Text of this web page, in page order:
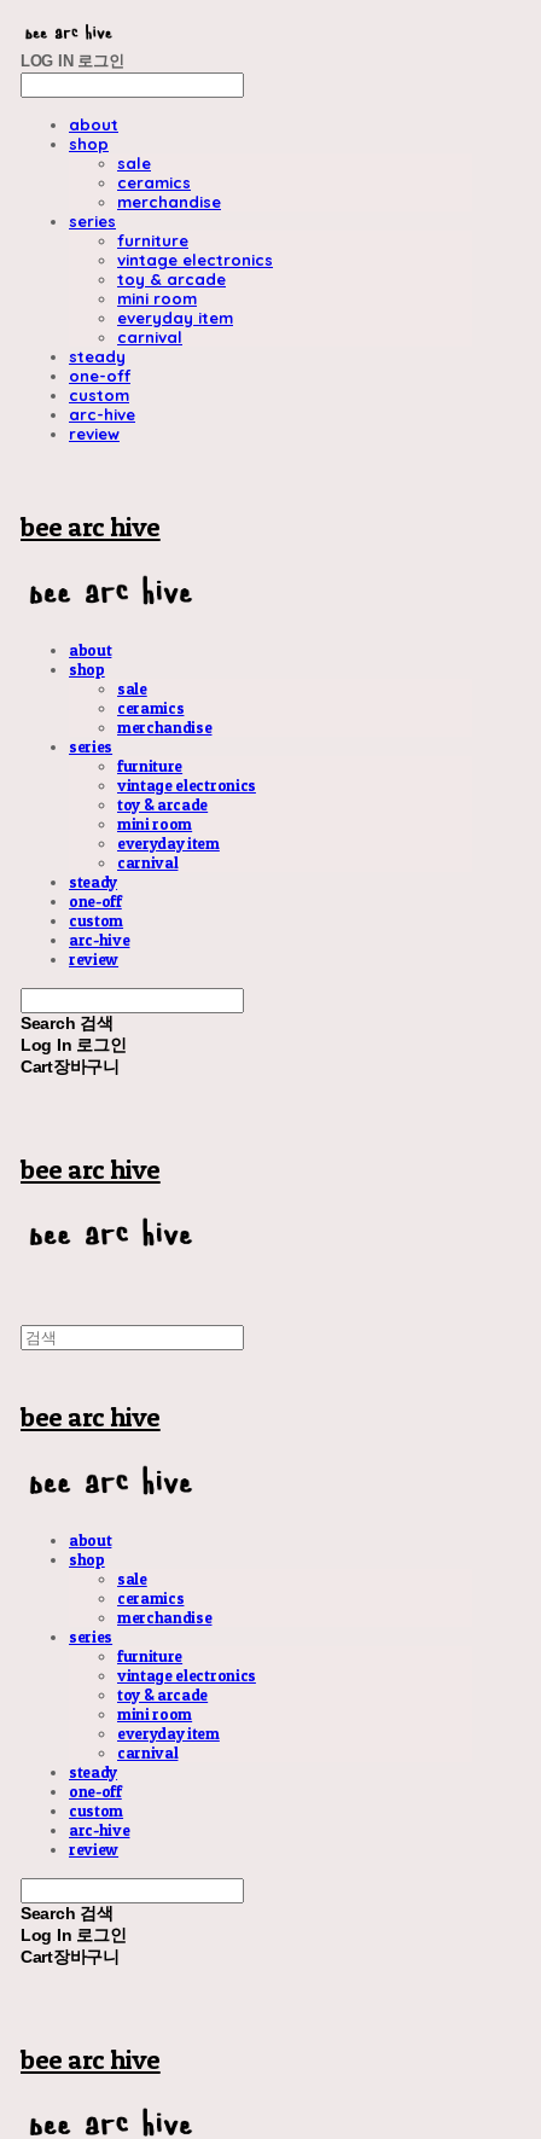
LOG IN 로그인
about
shop
sale
ceramics
merchandise
series
furniture
vintage electronics
toy & arcade
mini room
everyday item
carnival
steady
one-off
custom
arc-hive
review
bee arc hive
about
shop
sale
ceramics
merchandise
series
furniture
vintage electronics
toy & arcade
mini room
everyday item
carnival
steady
one-off
custom
arc-hive
review
Search 검색
Log In 로그인
Cart장바구니
bee arc hive
bee arc hive
about
shop
sale
ceramics
merchandise
series
furniture
vintage electronics
toy & arcade
mini room
everyday item
carnival
steady
one-off
custom
arc-hive
review
Search 검색
Log In 로그인
Cart장바구니
bee arc hive